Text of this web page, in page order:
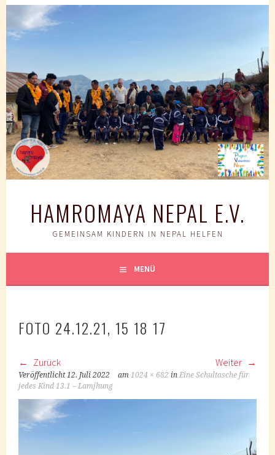
Springe
zum
Inhalt
HAMROMAYA NEPAL E.V.
GEMEINSAM KINDERN IN NEPAL HELFEN
MENÜ
FOTO 24.12.21, 15 18 17
Zurück Weiter
Veröffentlicht12. Juli 2022 am1024 × 682 inEine Schultasche für
jedes Kind 13.1 – Lamjhung